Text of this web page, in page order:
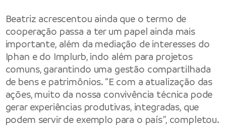
Beatriz acrescentou ainda que o termo de
cooperação passa a ter um papel ainda mais
importante, além da mediação de interesses do
Iphan e do Implurb, indo além para projetos
comuns, garantindo uma gestão compartilhada
de bens e patrimônios. “E com a atualização das
ações, muito da nossa convivência técnica pode
gerar experiências produtivas, integradas, que
podem servir de exemplo para o país”, completou.